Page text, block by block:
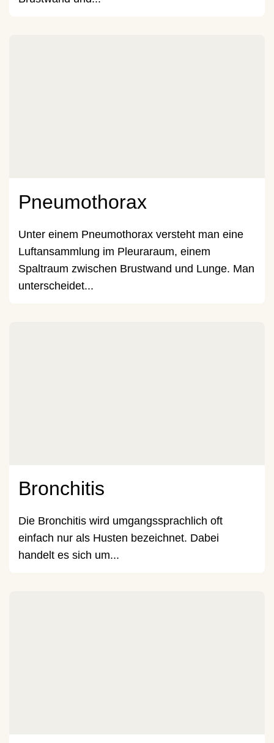
Pneumothorax
Unter einem Pneumothorax versteht man eine
Luftansammlung im Pleuraraum, einem
Spaltraum zwischen Brustwand und Lunge. Man
unterscheidet...
Bronchitis
Die Bronchitis wird umgangssprachlich oft
einfach nur als Husten bezeichnet. Dabei
handelt es sich um...